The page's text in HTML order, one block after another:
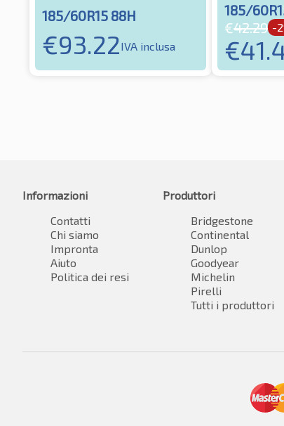
185/60R15 88H
€93.22IVA inclusa
185/
€42.29 -
€
Informazioni
Contatti
Chi siamo
Impronta
Aiuto
Politica dei resi
Produttori
Bridgestone
Continental
Dunlop
Goodyear
Michelin
Pirelli
Tutti i produttori